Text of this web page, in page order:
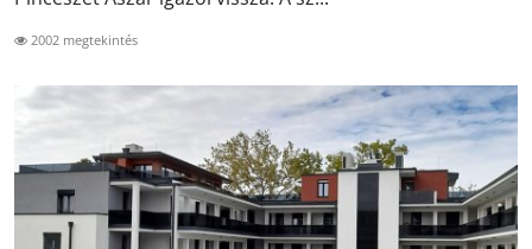
2002 megtekintés